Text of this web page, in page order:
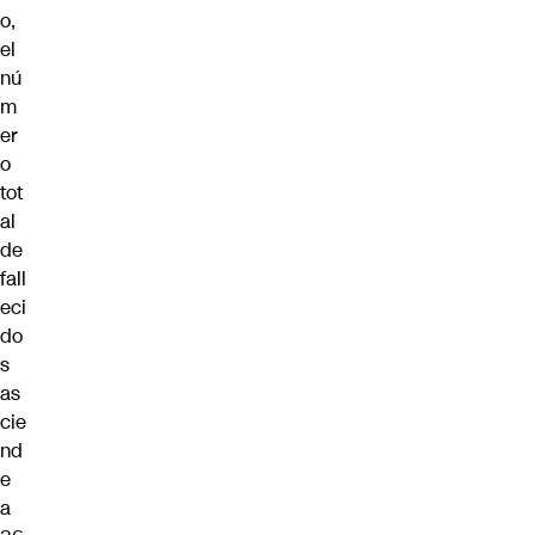
o,
el
nú
m
er
o
tot
al
de
fall
eci
do
s
as
cie
nd
e
a